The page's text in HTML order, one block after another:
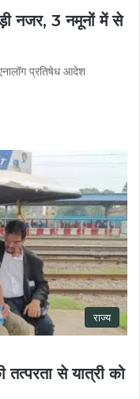
नजर, 3 नमूनों में से
प्रतिषेध आदेश
राज्य
तत्परता से यात्री को